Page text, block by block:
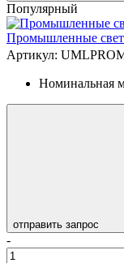
Популярный
Промышленные
Артикул:
Номинальная
отправить запрос
-